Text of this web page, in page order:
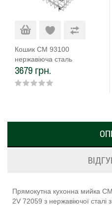
Кошик CM 93100
нержавіюча сталь
3679 грн.
Прямокутна кухонна мийка
2V 72059 з нержавіючої